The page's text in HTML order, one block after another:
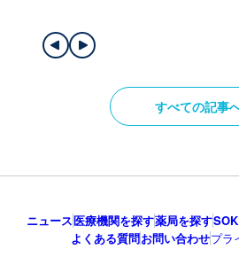
すべての記事
ニュース医療機関を探す薬局を探す
よくある質問お問い合わせプラ